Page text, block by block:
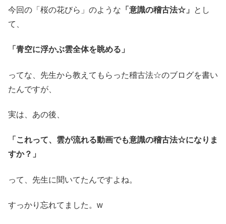
今回の「桜の花びら」のような 「意識の稽古法☆」
とし
て、
「青空に浮かぶ雲全体を眺める」
ってな、先生から教えてもらった稽古法☆のブログを書い
たんですが、
実は、あの後、
「これって、雲が流れる動画でも意識の稽古法☆になりま
すか？」
って、先生に聞いてたんですよね。
すっかり忘れてました。w